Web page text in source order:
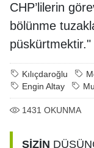
CHP’lilerin
bölünme
püskürtmektir."
Kılıçdaroğlu
Engin Altay
1431 OKUNMA
SİZİN